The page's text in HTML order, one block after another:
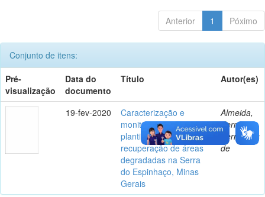
Anterior 1 Póximo
Conjunto de itens:
Pré-
visualização
Data do
documento
Título Autor(es)
19-fev-2020
Caracterização e
monitoramento de
plantios florestais para
recuperação de áreas
degradadas na Serra
do Espinhaço, Minas
Gerais
Almeida,
Fernanda
Bernardes
de